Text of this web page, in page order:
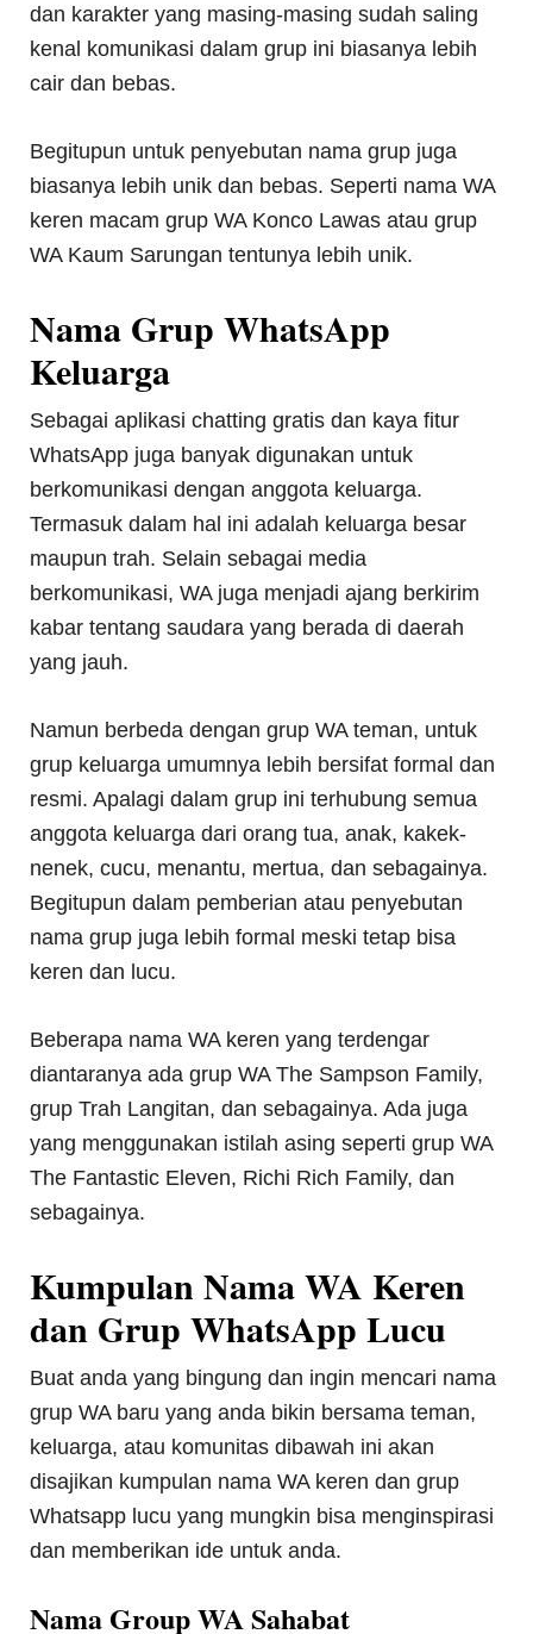
dan karakter yang masing-masing sudah saling
kenal komunikasi dalam grup ini biasanya lebih
cair dan bebas.
Begitupun untuk penyebutan nama grup juga
biasanya lebih unik dan bebas. Seperti nama WA
keren macam grup WA Konco Lawas atau grup
WA Kaum Sarungan tentunya lebih unik.
Nama Grup WhatsApp
Keluarga
Sebagai aplikasi chatting gratis dan kaya fitur
WhatsApp juga banyak digunakan untuk
berkomunikasi dengan anggota keluarga.
Termasuk dalam hal ini adalah keluarga besar
maupun trah. Selain sebagai media
berkomunikasi, WA juga menjadi ajang berkirim
kabar tentang saudara yang berada di daerah
yang jauh.
Namun berbeda dengan grup WA teman, untuk
grup keluarga umumnya lebih bersifat formal dan
resmi. Apalagi dalam grup ini terhubung semua
anggota keluarga dari orang tua, anak, kakek-
nenek, cucu, menantu, mertua, dan sebagainya.
Begitupun dalam pemberian atau penyebutan
nama grup juga lebih formal meski tetap bisa
keren dan lucu.
Beberapa nama WA keren yang terdengar
diantaranya ada grup WA The Sampson Family,
grup Trah Langitan, dan sebagainya. Ada juga
yang menggunakan istilah asing seperti grup WA
The Fantastic Eleven, Richi Rich Family, dan
sebagainya.
Kumpulan Nama WA Keren
dan Grup WhatsApp Lucu
Buat anda yang bingung dan ingin mencari nama
grup WA baru yang anda bikin bersama teman,
keluarga, atau komunitas dibawah ini akan
disajikan kumpulan nama WA keren dan grup
Whatsapp lucu yang mungkin bisa menginspirasi
dan memberikan ide untuk anda.
Nama Group WA Sahabat